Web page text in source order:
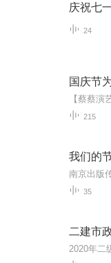
庆祝七
24
国庆节
215
我们的
35
二建市